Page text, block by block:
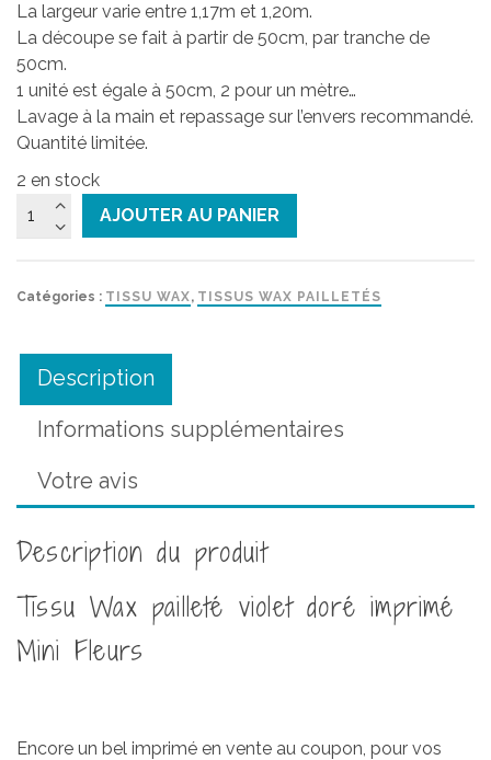
La largeur varie entre 1,17m et 1,20m.
La découpe se fait à partir de 50cm, par tranche de
50cm.
1 unité est égale à 50cm, 2 pour un mètre…
Lavage à la main et repassage sur l’envers recommandé.
Quantité limitée.
2 en stock
quantité
pailleté
imprimé
Mini
Fleurs
AJOUTER AU PANIER
Catégories : TISSU WAX, TISSUS WAX PAILLETÉS
Description
Informations supplémentaires
Votre avis
Description du produit
Tissu Wax pailleté violet doré imprimé
Mini Fleurs
Encore un bel imprimé en vente au coupon, pour vos